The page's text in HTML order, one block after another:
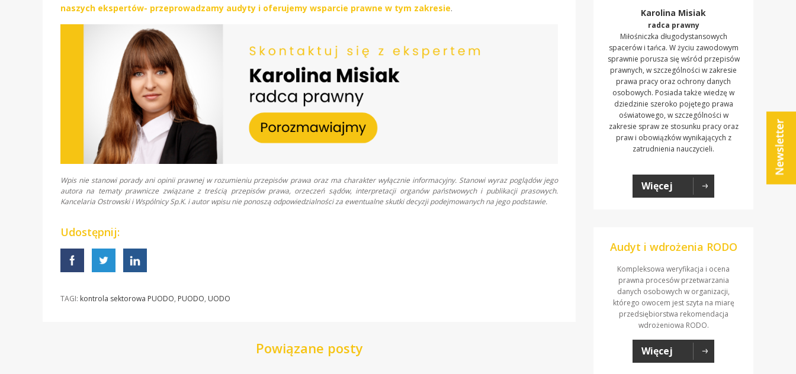
naszych ekspertów- przeprowadzamy audyty i oferujemy wsparcie prawne w tym zakresie.
Wpis nie stanowi porady ani opinii prawnej w rozumieniu przepisów prawa oraz ma charakter wyłącznie informacyjny. Stanowi wyraz poglądów jego
autora na tematy prawnicze związane z treścią przepisów prawa, orzeczeń sądów, interpretacji organów państwowych i publikacji prasowych.
Kancelaria Ostrowski i Wspólnicy Sp.K. i autor wpisu nie ponoszą odpowiedzialności za ewentualne skutki decyzji podejmowanych na jego podstawie.
Udostępnij:
TAGI: kontrola sektorowa PUODO, PUODO, UODO
Powiązane posty
Karolina Misiak
radca prawny
Miłośniczka długodystansowych
spacerów i tańca. W życiu zawodowym
sprawnie porusza się wśród przepisów
prawnych, w szczególności w zakresie
prawa pracy oraz ochrony danych
osobowych. Posiada także wiedzę w
dziedzinie szeroko pojętego prawa
oświatowego, w szczególności w
zakresie spraw ze stosunku pracy oraz
praw i obowiązków wynikających z
zatrudnienia nauczycieli.
Więcej
Audyt i wdrożenia RODO
Kompleksowa weryfikacja i ocena
prawna procesów przetwarzania
danych osobowych w organizacji,
którego owocem jest szyta na miarę
przedsiębiorstwa rekomendacja
wdrożeniowa RODO.
Więcej